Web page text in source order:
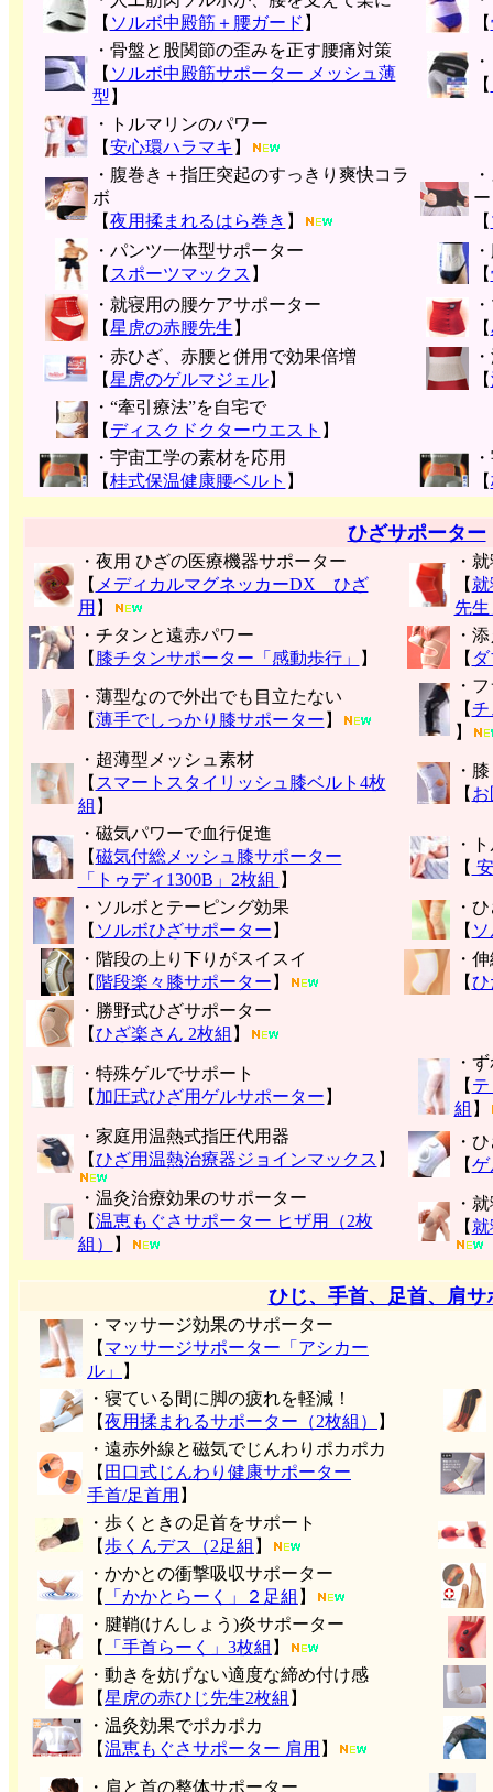
【 ソルボ中殿筋＋腰ガード 】
【
・骨盤と股関節の歪みを正す腰痛対策
【 ソルボ中殿筋サポーター メッシュ薄
型 】
【
・トルマリンのパワー
【安心環ハラマキ 】
・腹巻き＋指圧突起のすっきり爽快コラ
ボ
【夜用揉まれるはら巻き 】
ー
【
・パンツ一体型サポーター
【 スポーツマックス 】
【
・就寝用の腰ケアサポーター
【星虎の赤腰先生 】
【
・赤ひざ、赤腰と併用で効果倍増
【星虎のゲルマジェル】
【
・“牽引療法”を自宅で
【 ディスクドクターウエスト 】
・宇宙工学の素材を応用
【桂式保温健康腰ベルト 】
【
ひざサポーター
・夜用 ひざの医療機器サポーター
【 メディカルマグネッカーDX ひざ
用 】
・
【
先生
・チタンと遠赤パワー
【 膝チタンサポーター「感動歩行」 】
・
【
・薄型なので外出でも目立たない
【薄手でしっかり膝サポーター 】
・
【チ
】
・超薄型メッシュ素材
【 スマートスタイリッシュ膝ベルト4枚
組 】
・
【
・磁気パワーで血行促進
【磁気付総メッシュ膝サポーター
「トゥディ1300B」2枚組 】
・
【
・ソルボとテーピング効果
【 ソルボひざサポーター 】
・
【
・階段の上り下りがスイスイ
【 階段楽々膝サポーター 】
・
【ひ
・勝野式ひざサポーター
【ひざ楽さん 2枚組 】
・特殊ゲルでサポート
【 加圧式ひざ用ゲルサポーター 】
・
【
組 】
・家庭用温熱式指圧代用器
【ひざ用温熱治療器ジョインマックス 】
・
【ゲ
・温灸治療効果のサポーター
【温恵もぐさサポーター ヒザ用（2枚
組）
】
・
【
ひじ、手首、足首、肩サ
・マッサージ効果のサポーター
【 マッサージサポーター「アシカー
ル」
】
・寝ている間に脚の疲れを軽減！
【夜用揉まれるサポーター（2枚組） 】
・遠赤外線と磁気でじんわりポカポカ
【 田口式じんわり健康サポーター
手首/足首用 】
・歩くときの足首をサポート
【歩くんデス（2足組 】
・かかとの衝撃吸収サポーター
【
「かかとらーく」２足組 】
・腱鞘(けんしょう)炎サポーター
【
「手首らーく」3枚組 】
・動きを妨げない適度な締め付け感
【星虎の赤ひじ先生2枚組 】
・温灸効果でポカポカ
【温恵もぐさサポーター 肩用 】
・肩と首の整体サポーター